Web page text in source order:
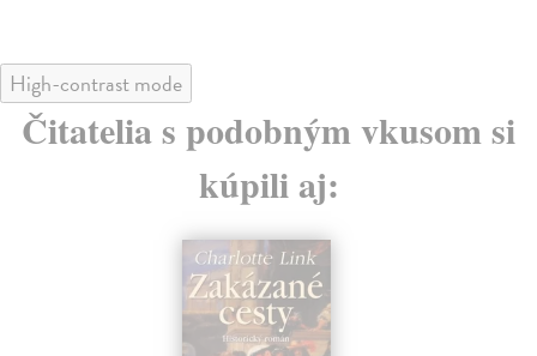
High-contrast mode
Čitatelia s podobným vkusom si
kúpili aj: